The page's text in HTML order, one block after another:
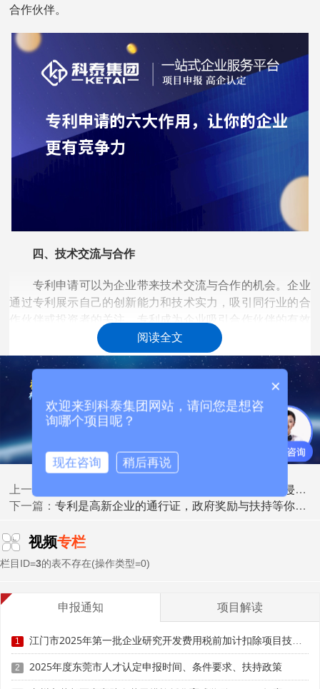
合作伙伴。
四、技术交流与合作
专利申请可以为企业带来技术交流与合作的机会。企业
通过专利展示自己的创新能力和技术实力，吸引同行业的合
作伙伴或投资者的关注。专利成为企业吸引合作伙伴的有效
工具，为技术交流、技术转让和合作研发提供了平台，促进
了技术创新和产业发展。
五、品牌价值提升
专利申请不仅可以保护技术创新，还能够提升企业的品
牌价值。拥有专利的企业在市场上具有一定的独特性和稳定
性，消费者对其产品或服务更具信心。专利成为企业品牌建
设的重要资产之一，能够提升企业在消费者心目中的形象和
认可度，增加产品的市场吸引力和附加值。
专利申请的成功可以为企业带来商业价值的增长。一方
面，企业可以通过授权专利技术或进行技术转让获取经济利
业更容易吸引投资者和获得融资支持，推动企业的发展和扩
科泰集团(https://www.gdktzx.com/)成立14年来，致力于
提供高新技术企业认定、名优高新技术产品认定、省市工程
阅读全文
上一篇： 高新企业专利的保护和维权：怎样让企业避免侵权风险
下一篇：专利是高新企业的通行证，政府奖励与扶持等你来拿
视频专栏
栏目ID=3的表不存在(操作类型=0)
申报通知 项目解读
1 江门市2025年第一批企业研究开发费用税前加计扣除项目技术鉴定申报时间、条件要求
2 2025年度东莞市人才认定申报时间、条件要求、扶持政策
×
欢迎来到科泰集团网站，请问您是想咨
询哪个项目呢？
现在咨询 稍后再说